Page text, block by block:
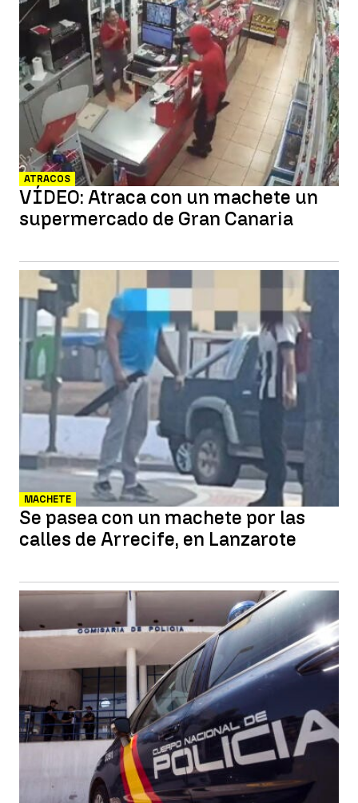
ATRACOS
VÍDEO: Atraca con un machete un
supermercado de Gran Canaria
MACHETE
Se pasea con un machete por las
calles de Arrecife, en Lanzarote